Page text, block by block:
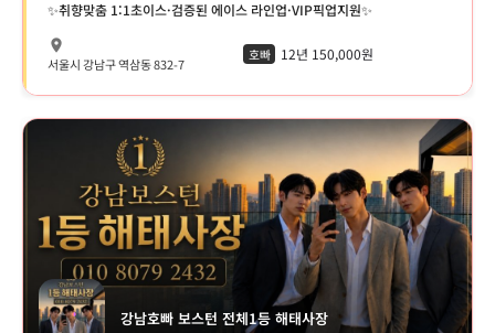
✨취향맞춤 1:1초이스·검증된 에이스 라인업·VIP픽업지원✨
서울시 강남구 역삼동 832-7
호빠 12년 150,000원
강남호빠 보스턴 전체1등 해태사장